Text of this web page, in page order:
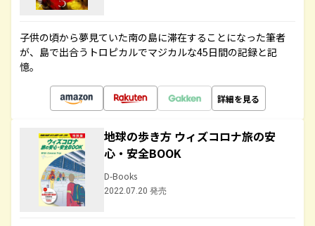
子供の頃から夢見ていた南の島に滞在することになった筆者
が、島で出合うトロピカルでマジカルな45日間の記録と記
憶。
詳細を見る
地球の歩き方 ウィズコロナ旅の安
心・安全BOOK
D-Books
2022.07.20 発売